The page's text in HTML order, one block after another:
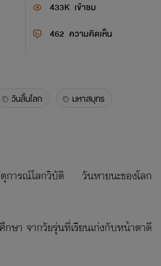
433K เข้าชม
462 ความคิดเห็น
วันสิ้นโลก มหาสมุทร
ตุการณ์โลกวิบัติ วันหายนะของโลก
ษา จากวัยรุ่นที่เรียนเก่งกับหน้าตาดี